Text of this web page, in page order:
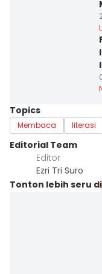
Topics
Membaca literasi
Editorial Team
Editor
Ezri Tri Suro
Tonton lebih seru di